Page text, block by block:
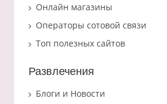
Онлайн магазины
Операторы сотовой связи
Топ полезных сайтов
Развлечения
Блоги и Новости